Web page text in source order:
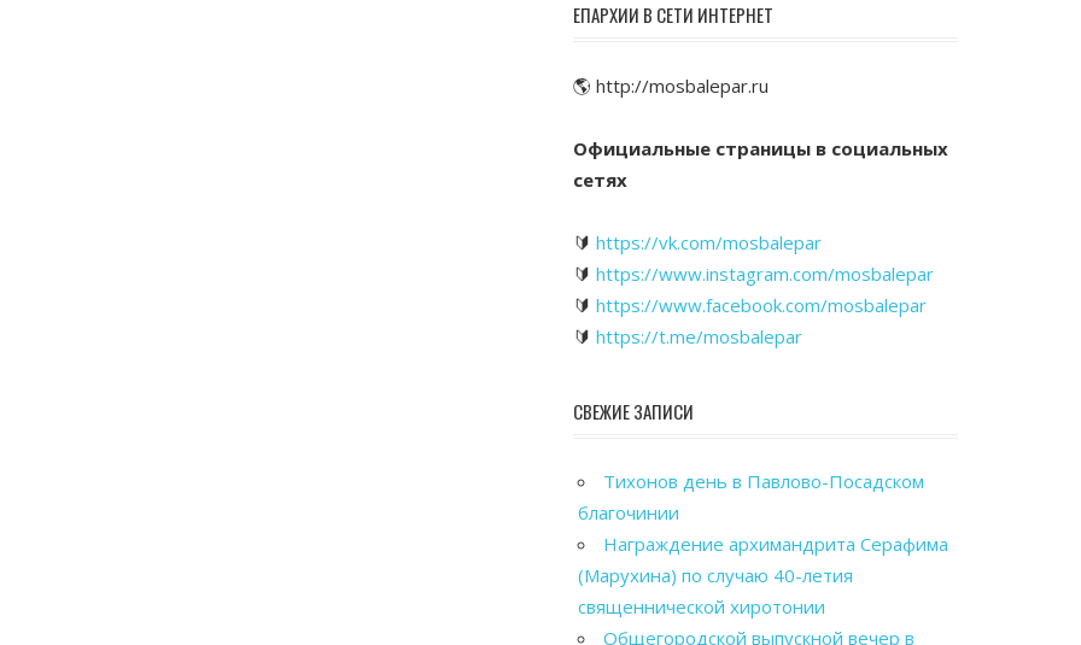
ЕПАРХИИ В СЕТИ ИНТЕРНЕТ
🌎 http://mosbalepar.ru
Официальные страницы в социальных
сетях
🔰 https://vk.com/mosbalepar
🔰 https://www.instagram.com/mosbalepar
🔰 https://www.facebook.com/mosbalepar
🔰 https://t.me/mosbalepar
СВЕЖИЕ ЗАПИСИ
Тихонов день в Павлово-Посадском
благочинии
Награждение архимандрита Серафима
(Марухина) по случаю 40-летия
священнической хиротонии
Общегородской выпускной вечер в